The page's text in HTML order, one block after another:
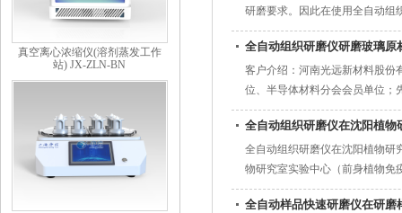
真空离心浓缩仪(溶剂蒸发工作
站) JX-ZLN-BN
研磨要求。因此在使用全自动组
PTFE或1010尼龙材料制作而成
全自动组织研磨仪研磨玻璃
客户介绍：河南光远新材料股份
位、半导体材料分会会员单位；
企业、河南省创新龙头企业、河
全自动组织研磨仪在沈阳植
全自动组织研磨仪在沈阳植物研
物研究室实验中心（前身植物免
的综合科研单位。经过半个世纪
全自动样品快速研磨仪在研磨